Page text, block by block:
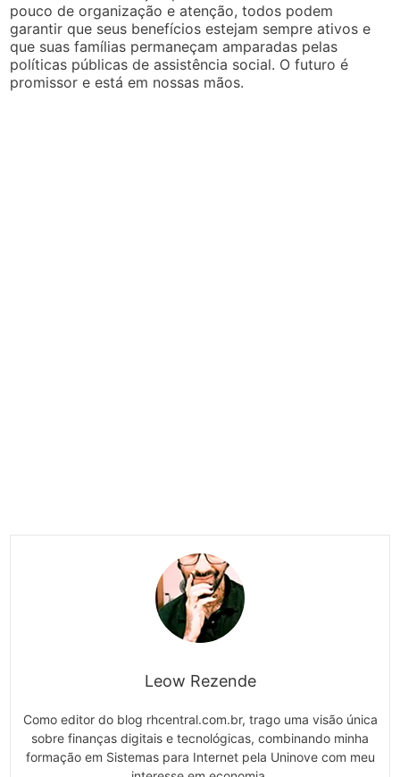
pouco de organização e atenção, todos podem
garantir que seus benefícios estejam sempre ativos e
que suas famílias permaneçam amparadas pelas
políticas públicas de assistência social. O futuro é
promissor e está em nossas mãos.
Leow Rezende
Como editor do blog rhcentral.com.br, trago uma visão única
sobre finanças digitais e tecnológicas, combinando minha
formação em Sistemas para Internet pela Uninove com meu